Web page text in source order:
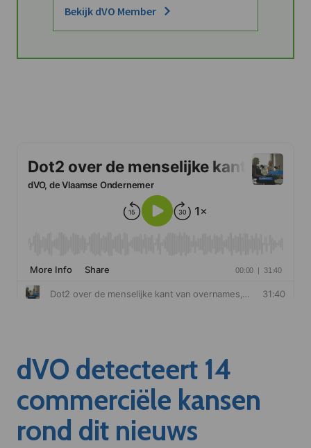
Bekijk dVO Member
dVO detecteert 14
commerciële kansen
rond dit nieuws